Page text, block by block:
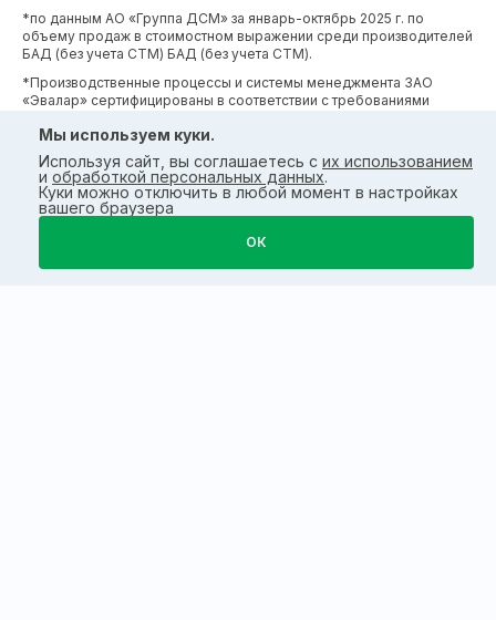
*по данным АО «Группа ДСМ» за январь-октябрь 2025 г. по
объему продаж в стоимостном выражении среди производителей
БАД (без учета СТМ) БАД (без учета СТМ).
*Производственные процессы и системы менеджмента ЗАО
«Эвалар» сертифицированы в соответствии с требованиями
Мы используем куки.
Используя сайт, вы соглашаетесь с их использованием
и обработкой персональных данных.
Куки можно отключить в любой момент в настройках
вашего браузера
ОК